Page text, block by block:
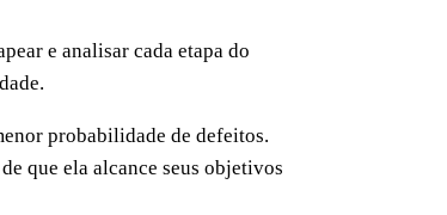
e analisar cada etapa do
probabilidade de defeitos.
que ela alcance seus objetivos